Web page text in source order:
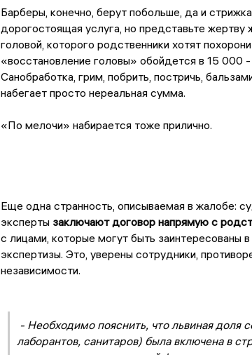
Барберы, конечно, берут побольше, да и
дорогостоящая услуга, но представьте
головой, которого родственники хотят
«восстановление головы» обойдется в 15 000
Санобработка, грим, побрить, постричь,
набегает просто нереальная сумма.
«По мелочи» набирается тоже прилично.
Еще одна странность, описываемая в жалобе:
эксперты заключают договор напрямую с
с лицами, которые могут быть заинтересованы
экспертизы. Это, уверены сотрудники,
независимости.
- Необходимо пояснить, что львиная доля
лаборантов, санитаров) была включена в